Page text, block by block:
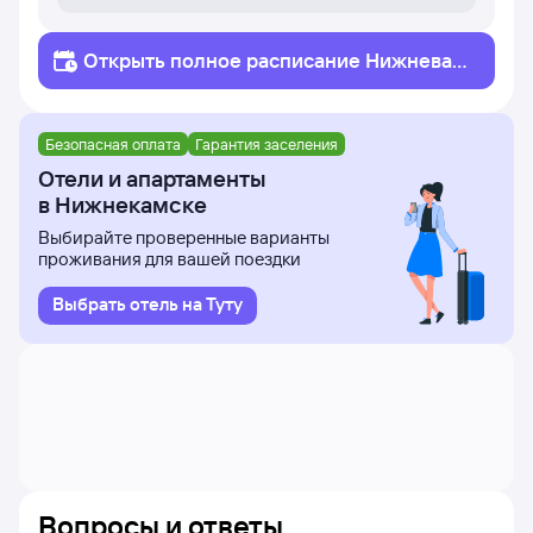
Открыть полное расписание Нижневарт
овск
Нижнекамск
Безопасная оплата Гарантия заселения
Отели и апартаменты
в Нижнекамске
Выбирайте проверенные варианты
проживания для вашей поездки
Выбрать отель на Туту
Вопросы и ответы